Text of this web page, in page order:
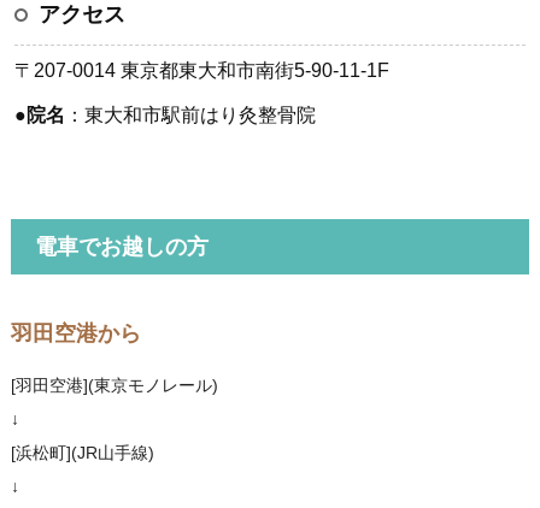
アクセス
〒207-0014 東京都東大和市南街5-90-11-1F
●院名 ：東大和市駅前はり灸整骨院
電車でお越しの方
羽田空港から
[羽田空港](東京モノレール)
↓
[浜松町](JR山手線)
↓